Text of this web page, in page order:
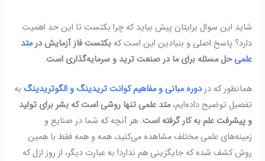
شاید این سوال برایتان پیش بیاید که چرا بکتست تا این حد اهمیت
دارد؟ پاسخ اصلی و بنیادین این است کهبکتست فاز آزمایش درمتد
علمیحل مسئله برای ما در صنعت ترید و سرمایه‌گذاری است.
همانطور که دردوره مبانی و مفاهیم کوانت تریدینگ و الگوتریدینگ به
تفصیل توضیح داده‌ایم،متد علمی تنها روشی است که بشر برای تولید
و پیشرفت علم به کار گرفته است. هر آنچه که شما در صنایع و
زمینه‌های علمی مختلف مشاهده می‌کنید، همه و همه فقط با همین
روش کشف شده که جایگزینی هم ندارد! به عبارت دیگر، از روز ازل که